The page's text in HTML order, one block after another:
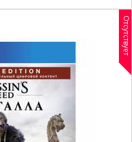
Отсутствует